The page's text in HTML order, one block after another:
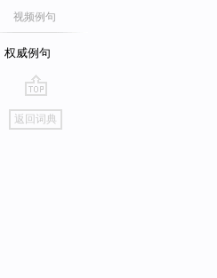
视频例句
权威例句
go
top
返回词典